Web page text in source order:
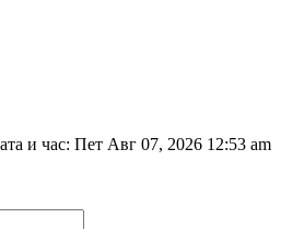
и час: Пет Авг 07, 2026 12:53 am